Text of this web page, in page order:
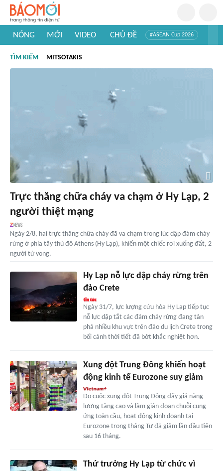
NÓNG MỚI VIDEO CHỦ ĐỀ #ASEAN Cup 2026
#Khám phá thế giới
TÌM KIẾM MITSOTAKIS
Trực thăng chữa cháy va chạm ở Hy Lạp, 2
người thiệt mạng
Ngày 2/8, hai trực thăng chữa cháy đã va chạm trong lúc dập đám cháy
rừng ở phía tây thủ đô Athens (Hy Lạp), khiến một chiếc rơi xuống đất, 2
người tử vong.
Hy Lạp nỗ lực dập cháy rừng trên
đảo Crete
Ngày 31/7, lực lượng cứu hỏa Hy Lạp tiếp tục
nỗ lực dập tắt các đám cháy rừng đang tàn
phá nhiều khu vực trên đảo du lịch Crete trong
bối cảnh thời tiết đã bớt khắc nghiệt hơn.
Xung đột Trung Đông khiến hoạt
động kinh tế Eurozone suy giảm
Do cuộc xung đột Trung Đông đẩy giá năng
lượng tăng cao và làm gián đoạn chuỗi cung
ứng toàn cầu, hoạt động kinh doanh tại
Eurozone trong tháng Tư đã giảm lần đầu tiên
sau 16 tháng.
Thứ trưởng Hy Lạp từ chức vì